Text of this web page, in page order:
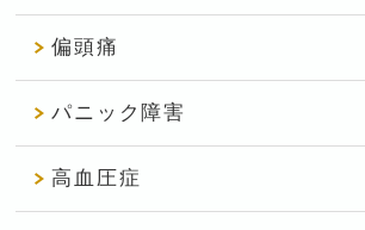
偏頭痛
パニック障害
高血圧症